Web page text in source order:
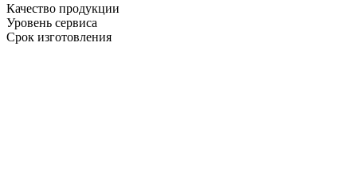
Качество продукции
Уровень сервиса
Срок изготовления